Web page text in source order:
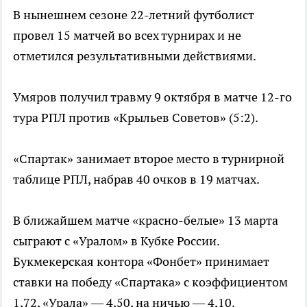
В нынешнем сезоне 22-летний футболист
провел 15 матчей во всех турнирах и не
отметился результативными действиями.
Умяров получил травму 9 октября в матче 12-го
тура РПЛ против «Крыльев Советов» (5:2).
«Спартак» занимает второе место в турнирной
таблице РПЛ, набрав 40 очков в 19 матчах.
В ближайшем матче «красно-белые» 13 марта
сыграют с «Уралом» в Кубке России.
Букмекерская контора «Фонбет» принимает
ставки на победу «Спартака» с коэффициентом
1,72, «Урала» — 4,50, на ничью — 4,10.